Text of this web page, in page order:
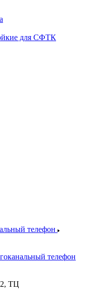
для СФТК
телефон
телефон
2, ТЦ